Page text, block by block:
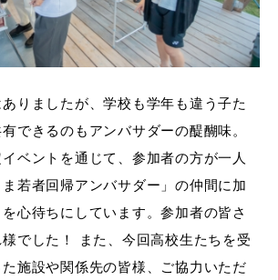
りましたが、学校も学年も違う子た
できるのもアンバサダーの醍醐味。
ベントを通じて、参加者の方が一人
若者回帰アンバサダー」の仲間に加
心待ちにしています。参加者の皆さ
でした！ また、今回高校生たちを受
施設や関係先の皆様、ご協力いただ